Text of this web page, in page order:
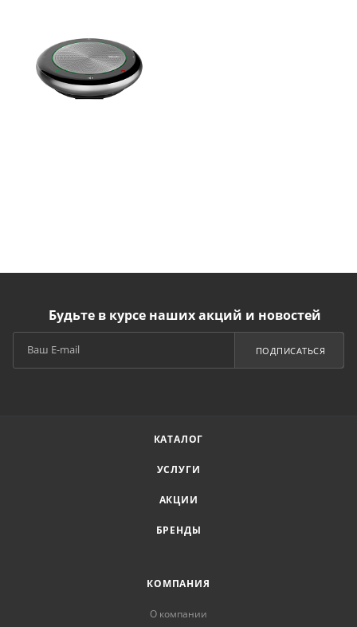
Будьте в курсе наших акций и новостей
ПОДПИСАТЬСЯ
КАТАЛОГ
УСЛУГИ
АКЦИИ
БРЕНДЫ
КОМПАНИЯ
О компании